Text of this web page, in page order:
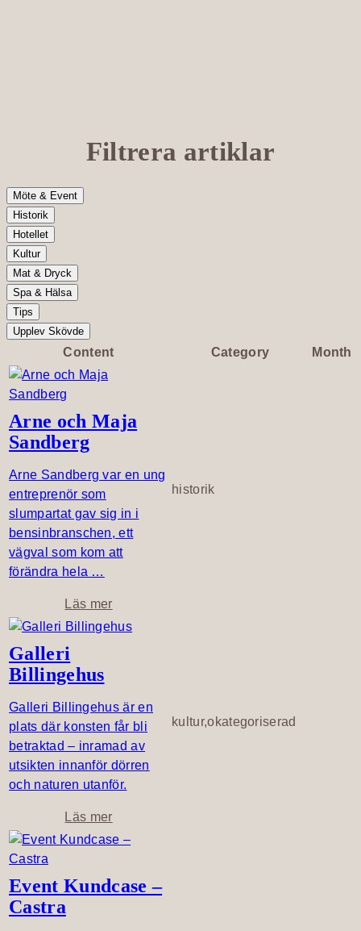
Filtrera artiklar
Möte & Event
Historik
Hotellet
Kultur
Mat & Dryck
Spa & Hälsa
Tips
Upplev Skövde
Content Category Month
Arne och Maja
Sandberg
Arne Sandberg var en ung
entreprenör som
slumpartat gav sig in i
bensinbranschen, ett
vägval som kom att
förändra hela …
Läs mero
m
o
h
M
j
a
n
historik
Galleri
Billingehus
Galleri Billingehus är en
plats där konsten får bli
betraktad – inramad av
utsikten innanför dörren
och naturen utanför.
Läs mero
m
l
kultur,okategoriserad
Event Kundcase –
Castra